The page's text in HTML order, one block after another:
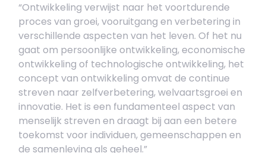
“Ontwikkeling verwijst naar het voortdurende
proces van groei, vooruitgang en verbetering in
verschillende aspecten van het leven. Of het nu
gaat om persoonlijke ontwikkeling, economische
ontwikkeling of technologische ontwikkeling, het
concept van ontwikkeling omvat de continue
streven naar zelfverbetering, welvaartsgroei en
innovatie. Het is een fundamenteel aspect van
menselijk streven en draagt bij aan een betere
toekomst voor individuen, gemeenschappen en
de samenleving als geheel.”